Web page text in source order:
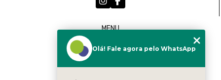
MENU
QUEM SOMOS
Olá! Fale agora pelo WhatsApp